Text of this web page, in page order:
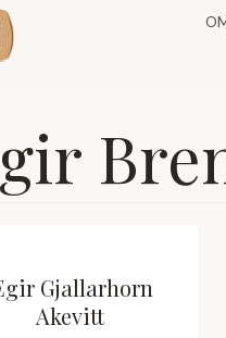
Gjallarhorn
Akevitt